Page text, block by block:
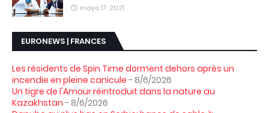
mayo 17, 2021
EURONEWS | FRANCES
Les résidents de Spin Time dorment dehors après un
incendie en pleine canicule - 8/6/2026
Un tigre de l'Amour réintroduit dans la nature au
Kazakhstan - 8/6/2026